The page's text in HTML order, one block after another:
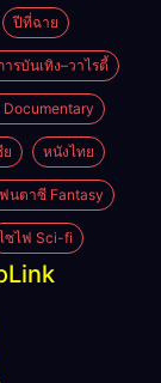
ปีที่ฉาย
ารบันเทิง–วาไรตี้
ย หนังไทย
นตาซี Fantasy
ซไฟ Sci-fi